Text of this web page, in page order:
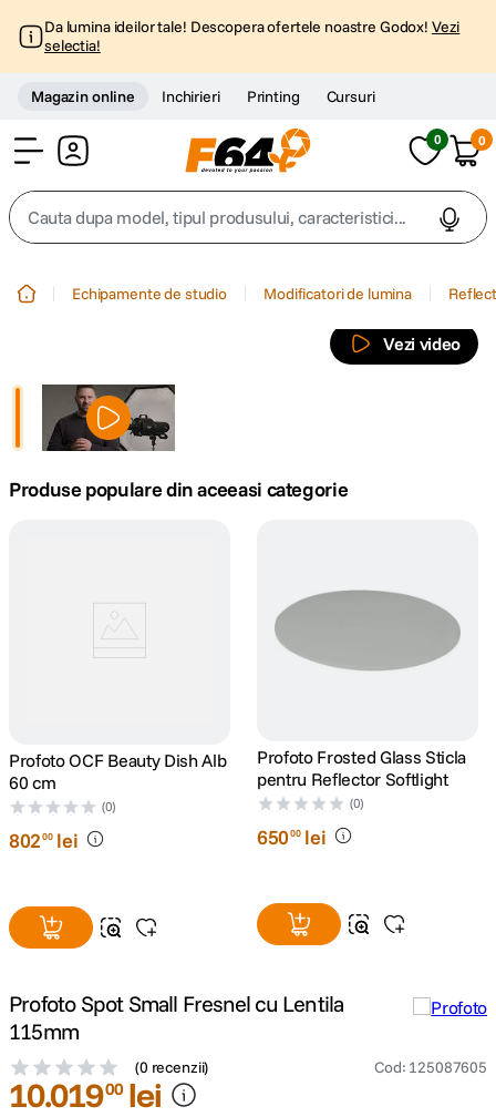
Da lumina ideilor tale! Descopera ofertele noastre Godox! Vezi
selectia!
Magazin online Inchirieri Printing Cursuri
0 0
Cauta dupa model, tipul produsului, caracteristici...
2. trepied
3 . trepied telefon
4. peak design
9. dji osmo
10 . insta 360
Echipamente de studio Modificatori de lumina
Vezi video
Produse populare din aceeasi categorie
Profoto OCF Beauty Dish Alb
60 cm
(0)
80200 lei
Profoto Frosted Glass Sticla
pentru Reflector Softlight
(0)
65000 lei
Profoto Spot Small Fresnel cu Lentila
115mm
(0 recenzii) Cod: 125087605
10.01900 lei